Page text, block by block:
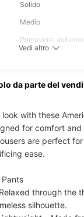
Solido
Medio
Primavera, autunno
Vitalità giovanile,
Leggero
Lavare in lavatrice
professionale
Vedi altro
da parte del
with these
for comfort
are perfect
ease.
Pants​​
through the
silhouette.